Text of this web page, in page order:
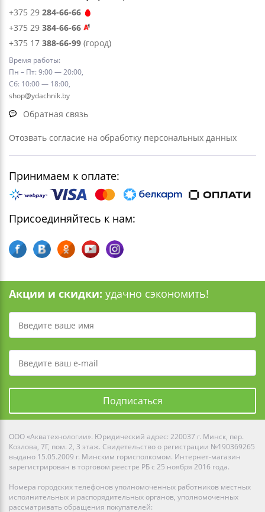
+375 29 284-66-66
+375 29 384-66-66
+375 17 388-66-99 (город)
Время работы:
Пн – Пт: 9:00 — 20:00,
Сб: 10:00 — 18:00,
shop@ydachnik.by
Обратная связь
Отозвать согласие на обработку персональных данных
Принимаем к оплате:
Присоединяйтесь к нам:
Акции и скидки: удачно сэкономить!
Подписаться
ООО «Акватехнологии». Юридический адрес: 220037 г. Минск, пер.
Козлова, 7Г, пом. 2, 3 этаж. Свидетельство о регистрации №190369265
выдано 15.05.2009 г. Минским горисполкомом. Интернет-магазин
зарегистрирован в торговом реестре РБ с 25 ноября 2016 года.
Номера городских телефонов уполномоченных работников местных
исполнительных и распорядительных органов, уполномоченных
рассматривать обращения покупателей: